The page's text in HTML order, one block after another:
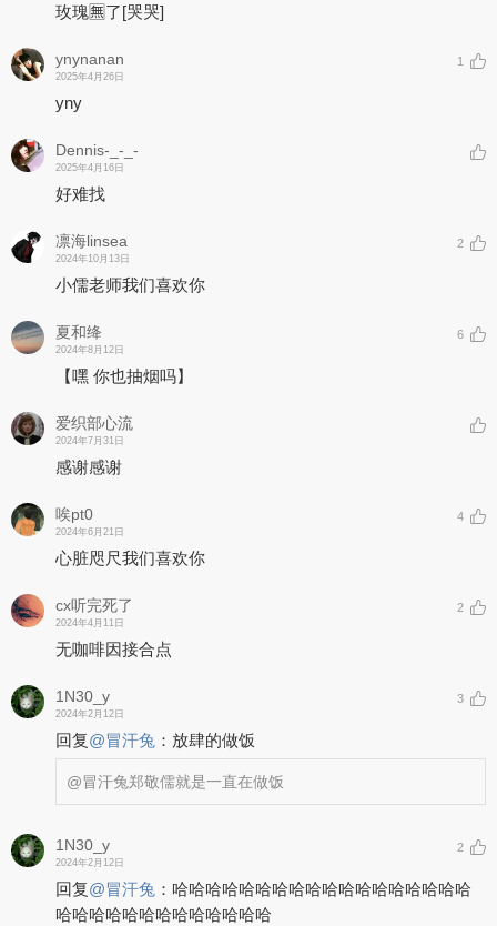
玫瑰🈚了[哭哭]
ynynanan
2025年4月26日
1
yny
Dennis-_-_-
2025年4月16日
好难找
凛海linsea
2024年10月13日
2
小儒老师我们喜欢你
夏和绛
2024年8月12日
6
【嘿 你也抽烟吗】
爱织部心流
2024年7月31日
感谢感谢
唉pt0
2024年6月21日
4
心脏咫尺我们喜欢你
cx听完死了
2024年4月11日
2
无咖啡因接合点
1N30_y
2024年2月12日
3
回复@冒汗兔 ： 放肆的做饭
@冒汗兔郑敬儒就是一直在做饭
1N30_y
2024年2月12日
2
回复@冒汗兔 ： 哈哈哈哈哈哈哈哈哈哈哈哈哈哈哈哈哈哈
哈哈哈哈哈哈哈哈哈哈哈哈哈